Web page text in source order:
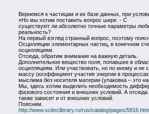
Вернемся к частицам и их базе данных, при
«Но мы хотим поставить вопрос шире. - С
существуют ли абсолютно точные параметры
реальность?
На первый взгляд странный вопрос, поэтому
Осцилляции элементарных частиц, в конечном
осцилляциям.
Отсюда, обратим внимание на важную деталь.
Дополнительное вещество поля, попавшее в
осцилляциям. Или участвовать, но по иному и не
массу (коэффициент участия энергии в
мыслима без носителя материи (упаковка – это
Мы, здесь хотим выделить необходимость
фазового состояния и внешних условий. А
также зависит и от внешних условий.
Поясним.
http://www.sciteclibrary.ru/rus/catalog/pages/